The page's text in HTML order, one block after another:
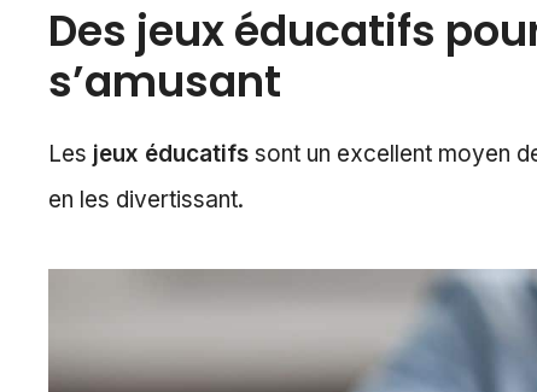
Des jeux éducatifs
s’amusant
Les jeux éducatifs sont un excellent moyen
en les divertissant.